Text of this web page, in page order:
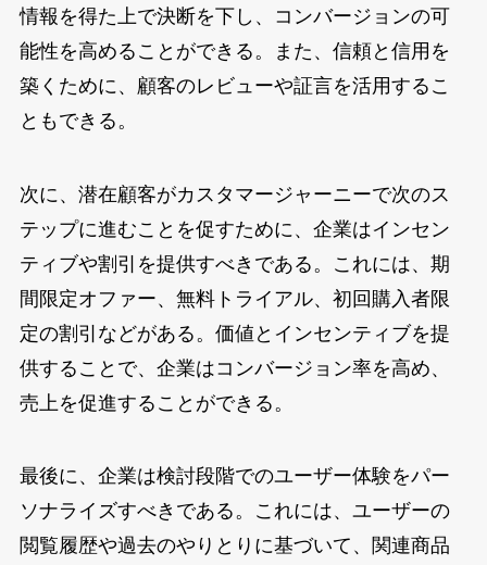
情報を得た上で決断を下し、コンバージョンの可
能性を高めることができる。また、信頼と信用を
築くために、顧客のレビューや証言を活用するこ
ともできる。
次に、潜在顧客がカスタマージャーニーで次のス
テップに進むことを促すために、企業はインセン
ティブや割引を提供すべきである。これには、期
間限定オファー、無料トライアル、初回購入者限
定の割引などがある。価値とインセンティブを提
供することで、企業はコンバージョン率を高め、
売上を促進することができる。
最後に、企業は検討段階でのユーザー体験をパー
ソナライズすべきである。これには、ユーザーの
閲覧履歴や過去のやりとりに基づいて、関連商品